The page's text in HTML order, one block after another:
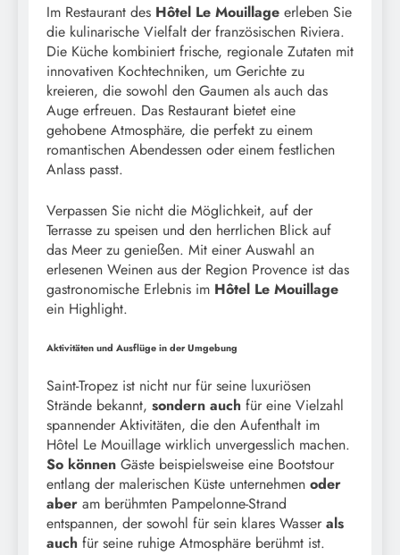
Im Restaurant des Hôtel Le Mouillage erleben Sie
die kulinarische Vielfalt der französischen Riviera.
Die Küche kombiniert frische, regionale Zutaten mit
innovativen Kochtechniken, um Gerichte zu
kreieren, die sowohl den Gaumen als auch das
Auge erfreuen. Das Restaurant bietet eine
gehobene Atmosphäre, die perfekt zu einem
romantischen Abendessen oder einem festlichen
Anlass passt.
Verpassen Sie nicht die Möglichkeit, auf der
Terrasse zu speisen und den herrlichen Blick auf
das Meer zu genießen. Mit einer Auswahl an
erlesenen Weinen aus der Region Provence ist das
gastronomische Erlebnis im Hôtel Le Mouillage
ein Highlight.
Aktivitäten und Ausflüge in der Umgebung
Saint-Tropez ist nicht nur für seine luxuriösen
Strände bekannt, sondern auch für eine Vielzahl
spannender Aktivitäten, die den Aufenthalt im
Hôtel Le Mouillage wirklich unvergesslich machen.
So können Gäste beispielsweise eine Bootstour
entlang der malerischen Küste unternehmen oder
aber am berühmten Pampelonne-Strand
entspannen, der sowohl für sein klares Wasser als
auch für seine ruhige Atmosphäre berühmt ist.